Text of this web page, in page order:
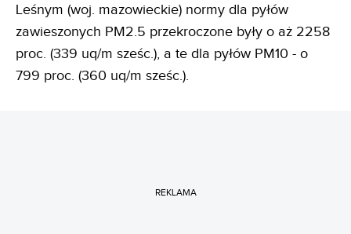
Leśnym (woj. mazowieckie) normy dla pyłów
zawieszonych PM2.5 przekroczone były o aż 2258
proc. (339 uq/m sześc.), a te dla pyłów PM10 - o
799 proc. (360 uq/m sześc.).
REKLAMA